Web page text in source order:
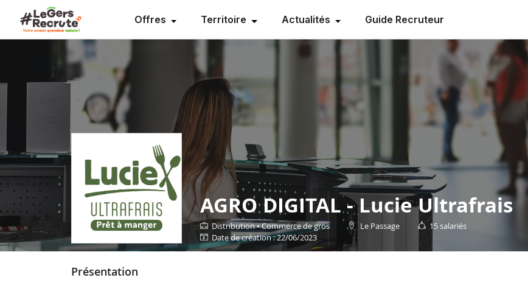
Offres Territoire Actualités Guide Recruteur
AGRO DIGITAL - Lucie Ultrafrais
Distribution • Commerce de gros Le Passage
15 salariés
date de création : 22/06/2023
présentation